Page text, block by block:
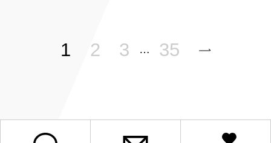
1 2 3 … 35